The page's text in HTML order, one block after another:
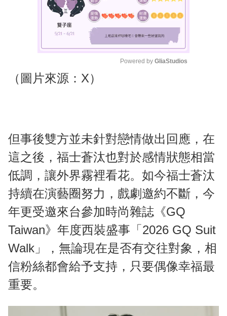
Powered by GliaStudios
（圖片來源：X）
但事後雙方並未針對戀情做出回應，在
這之後，福士蒼汰也對於感情狀態相當
低調，讓外界霧裡看花。如今福士蒼汰
持續在演藝圈努力，戲劇邀約不斷，今
年更受邀來台參加時尚雜誌《GQ
Taiwan》年度西裝盛事「2026 GQ Suit
Walk」，無論現在是否有交往對象，相
信粉絲都會給予支持，只要偶像幸福最
重要。